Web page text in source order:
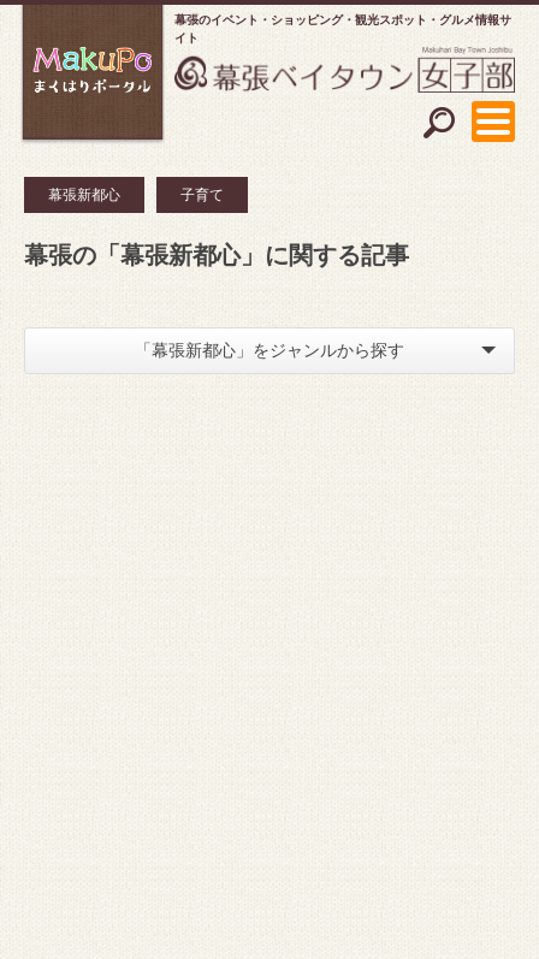
幕張のイベント・ショッピング
観光スポット・グルメ情報サ
イト
幕張新都心 子育て
幕張の「幕張新都心」に関する記事
「幕張新都心」をジャンルから探す